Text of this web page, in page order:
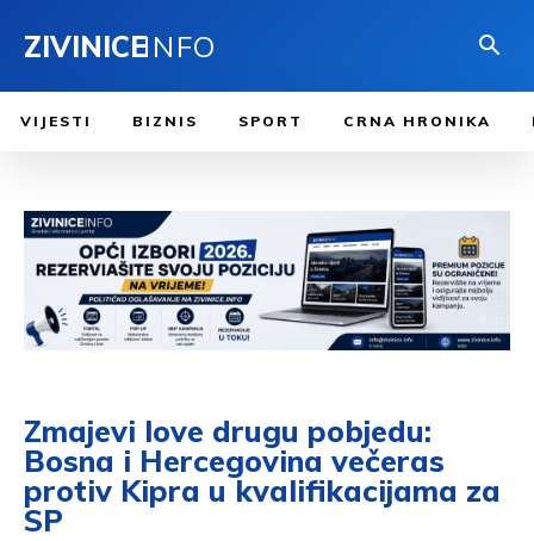
ZIVINICEINFO
VIJESTI BIZNIS SPORT CRNA HRONIKA
Zmajevi love drugu pobjedu:
Bosna i Hercegovina večeras
protiv Kipra u kvalifikacijama za
SP